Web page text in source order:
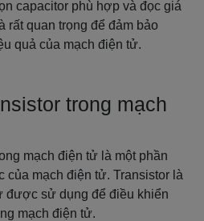
capacitor phù hợp và đọc giá
rất quan trọng để đảm bảo
quả của mạch điện tử.
trong mạch
mạch điện tử là một phần
của mạch điện tử. Transistor là
được sử dụng để điều khiển
mạch điện tử.